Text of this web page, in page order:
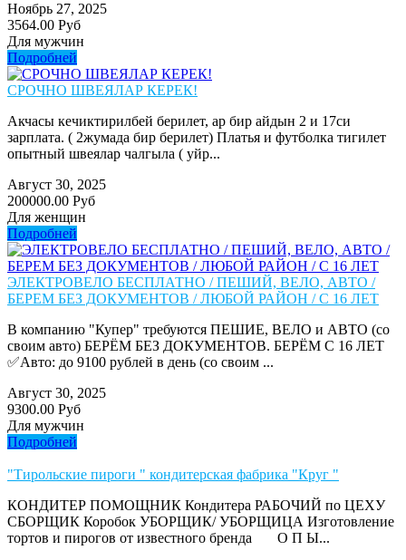
Ноябрь 27, 2025
3564.00 Руб
Для мужчин
Подробней
СРОЧНО ШВЕЯЛАР КЕРЕК!
Акчасы кечиктирилбей берилет, ар бир айдын 2 и 17си
зарплата. ( 2жумада бир берилет) Платья и футболка тигилет
опытный швеялар чалгыла ( уйр...
Август 30, 2025
200000.00 Руб
Для женщин
Подробней
ЭЛЕКТРОВЕЛО БЕСПЛАТНО / ПЕШИЙ, ВЕЛО, АВТО /
БЕРЕМ БЕЗ ДОКУМЕНТОВ / ЛЮБОЙ РАЙОН / С 16 ЛЕТ
В компанию "Купер" требуются ПЕШИЕ, ВЕЛО и АВТО (со
своим авто) БЕРЁМ БЕЗ ДОКУМЕНТОВ. БЕРЁМ С 16 ЛЕТ
✅Авто: до 9100 рублей в день (со своим ...
Август 30, 2025
9300.00 Руб
Для мужчин
Подробней
"Тирольские пироги " кондитерская фабрика "Круг "
КОНДИТЕР ПОМОЩНИК Кондитера РАБОЧИЙ по ЦЕХУ
СБОРЩИК Коробок УБОРЩИК/ УБОРЩИЦА Изготовление
тортов и пирогов от известного бренда О П Ы...